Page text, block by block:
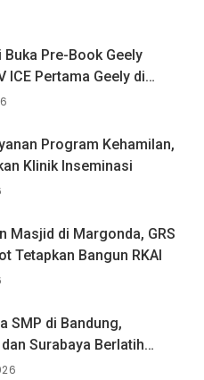
Buka Pre-Book Geely
ICE Pertama Geely di
Dipercaya Lebih dari 1,3
Program Kehamilan,
Klinik Inseminasi
Masjid di Margonda, GRS
Tetapkan Bangun RKAI
SMP di Bandung,
Surabaya Berlatih
Atlet Voli Nasional di